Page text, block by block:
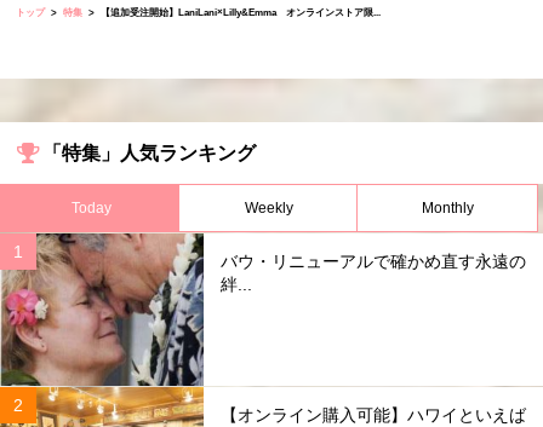
トップ 特集 【追加受注開始】LaniLani×Lilly&Emma オンラインストア限...
「特集」人気ランキング
Today Weekly Monthly
バウ・リニューアルで確かめ直す永遠の
絆...
【オンライン購入可能】ハワイといえば